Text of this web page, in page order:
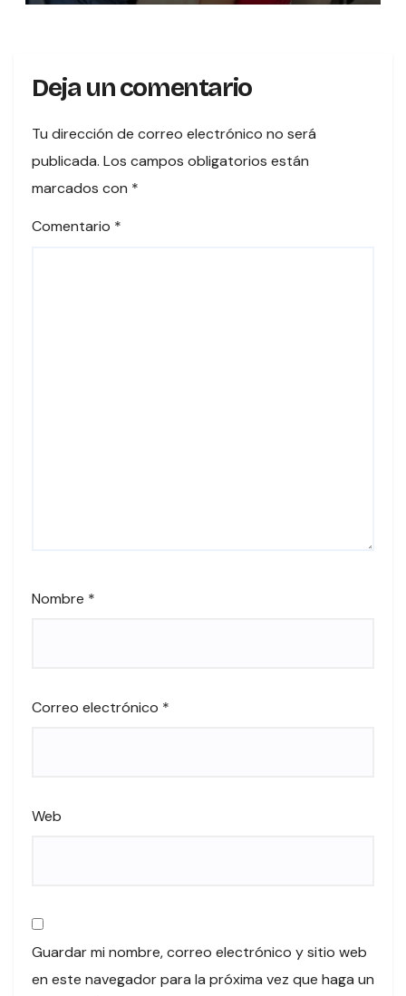
Deja un comentario
Tu dirección de correo electrónico no será
publicada. Los campos obligatorios están
marcados con *
Comentario *
Nombre *
Correo electrónico *
Web
Guardar mi nombre, correo electrónico y sitio web
en este navegador para la próxima vez que haga un